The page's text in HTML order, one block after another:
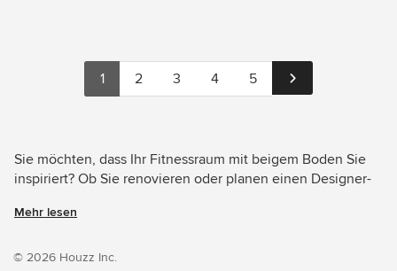
1 2 3 4 5
Sie möchten, dass Ihr Fitnessraum mit beigem Boden Sie
inspiriert? Ob Sie renovieren oder planen einen Designer-
Bilder der besten Designer, Inneneinrichter und
OLIVENOIRE und User. Sehen Sie sich Fotos in vielen
Mehr lesen
© 2026 Houzz Inc.